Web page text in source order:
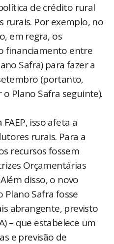
de crédito rural
Por exemplo, no
em regra, os
financiamento entre
Safra) para fazer a
(portanto,
Plano Safra seguinte).
isso afeta a
rurais. Para a
recursos fossem
Orçamentárias
disso, o novo
Safra fosse
abrangente, previsto
– que estabelece um
e previsão de